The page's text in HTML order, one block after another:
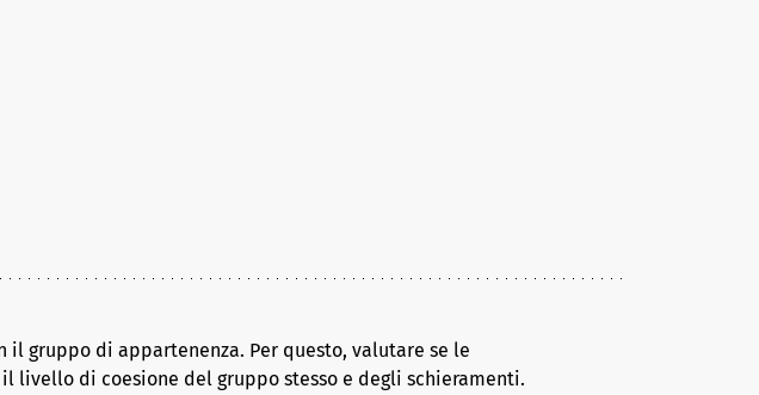
il gruppo di appartenenza. Per questo, valutare se le
di coesione del gruppo stesso e degli schieramenti.